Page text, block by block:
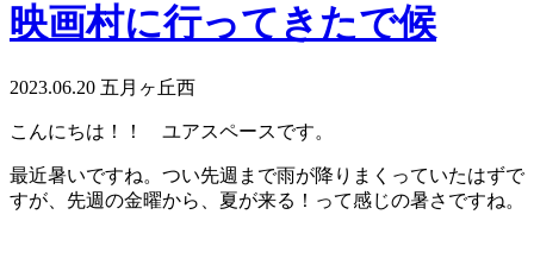
映画村に行ってきたで候
2023.06.20 五月ヶ丘西
こんにちは！！ ユアスペースです。
最近暑いですね。つい先週まで雨が降りまくっていたはずで
すが、先週の金曜から、夏が来る！って感じの暑さですね。